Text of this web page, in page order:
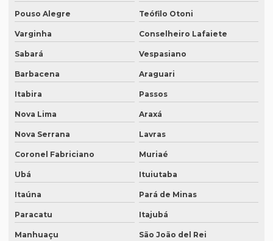
Empresa de tradução juramentada para diplomas em brasília
Empresa de tradução juramentada para diplomas em porto
alegre
Empresa de tradução juramentada em inglês em campinas
Empresa de tradução juramentada em inglês em sp
Empresa de tradução juramentada em italiano
Empresa de tradução juramentada em italiano em curitiba
Empresa de tradução juramentada em italiano em fortaleza
Empresa de tradução juramentada rj
Empresa de tradução juramentada sp
Pouso Alegre Teófilo Otoni
Varginha Conselheiro Lafaiete
Sabará Vespasiano
Barbacena Araguari
Itabira Passos
Nova Lima Araxá
Nova Serrana Lavras
Coronel Fabriciano Muriaé
Ubá Ituiutaba
Itaúna Pará de Minas
Paracatu Itajubá
Manhuaçu São João del Rei